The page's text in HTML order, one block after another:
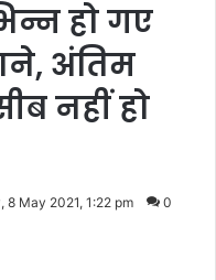
हो गए
अंतिम
नहीं हो
8 May 2021, 1:22 pm 0